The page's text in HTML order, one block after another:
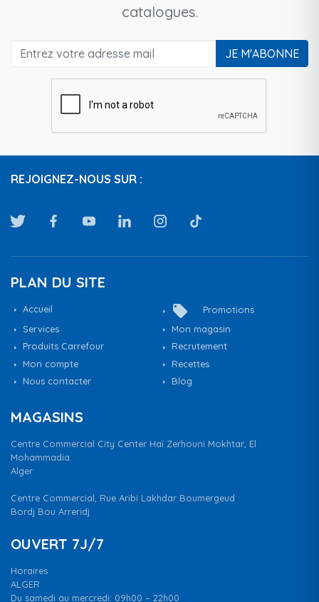
catalogues.
JE M'ABONNE
REJOIGNEZ-NOUS SUR :
PLAN DU SITE
Accueil local_offer
Promotions
Services
Mon magasin
Produits Carrefour
Recrutement
Mon compte
Recettes
Nous contacter
Blog
MAGASINS
Centre Commercial City Center Haï Zerhouni Mokhtar, El
Mohammadia.
Alger
Centre Commercial, Rue Aribi Lakhdar Boumergeud
Bordj Bou Arreridj
OUVERT 7J/7
Horaires
ALGER
Du samedi au mercredi: 09h00 – 22h00